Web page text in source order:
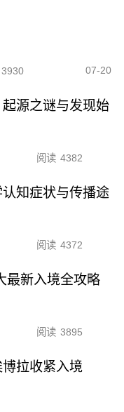
3930 07-20
源之谜与发现始
阅读 4382
知症状与传播途
阅读 4372
最新入境全攻略
阅读 3895
拉收紧入境